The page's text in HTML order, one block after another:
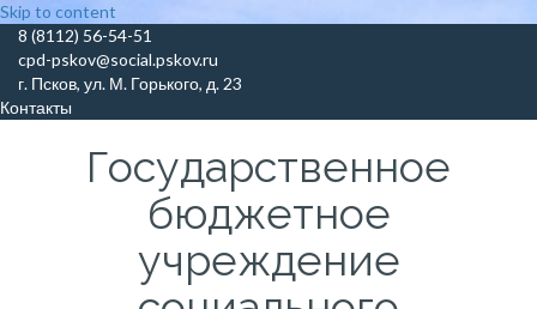
Skip to content
8 (8112) 56-54-51
cpd-pskov@social.pskov.ru
г. Псков, ул. М. Горького, д. 23
Контакты
Государственное
бюджетное
учреждение